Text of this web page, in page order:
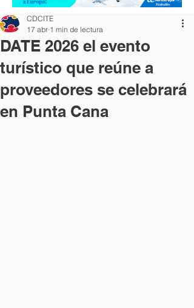
DATE 2026 el evento
turístico que reúne a
proveedores se celebrará
en Punta Cana
CDCITE
17 abr 1 min de lectura